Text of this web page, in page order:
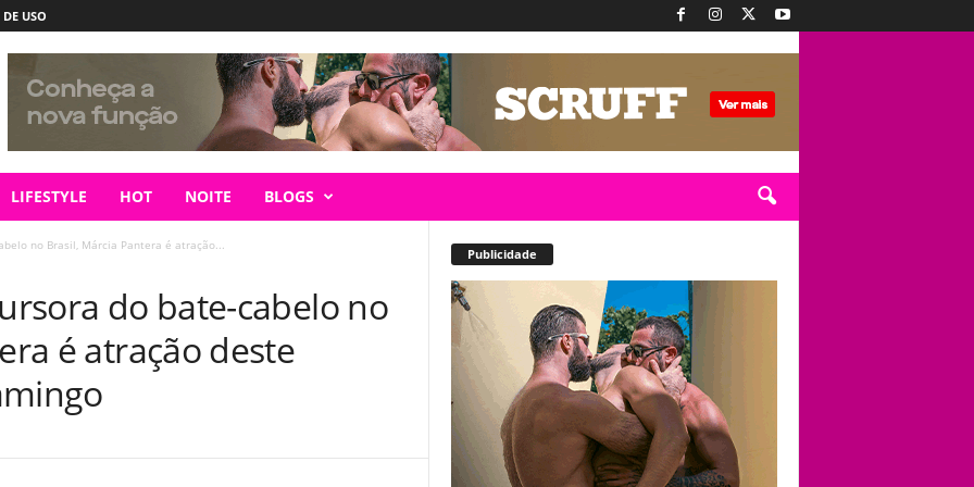
USO
LIFESTYLE HOT NOITE BLOGS
no Brasil, Márcia Pantera é atração...
do bate-cabelo no
é atração deste
Publicidade